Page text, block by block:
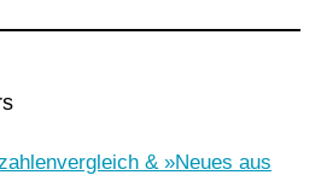
& »Neues aus